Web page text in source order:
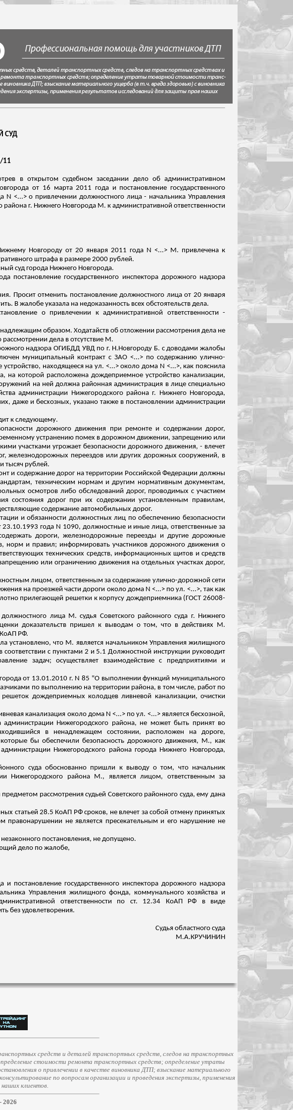
СУД
11
в открытом судебном заседании дело об административном
от 16 марта 2011 года и постановление государственного
<...> о привлечении должностного лица - начальника Управления
г. Нижнего Новгорода М. к административной ответственности
Новгороду от 20 января 2011 года N <...> М. привлечена к
штрафа в размере 2000 рублей.
суд города Нижнего Новгорода.
постановление государственного инспектора дорожного надзора
Просит отменить постановление должностного лица от 20 января
В жалобе указала на недоказанность всех обстоятельств дела.
о привлечении к административной ответственности -
образом. Ходатайств об отложении рассмотрения дела не
дела в отсутствие М.
надзора ОГИБДД УВД по г. Н.Новгороду Б. с доводами жалобы
муниципальный контракт с ЗАО <...> по содержанию улично-
устройство, находящееся на ул. <...> около дома N <...>, как пояснила
на которой расположенадождеприемное устройство канализации,
на ней должна районная администрация в лице специально
администрации Нижегородского района г. Нижнего Новгорода,
даже и бесхозных, указано также в постановлении администрации
к следующему.
дорожного движения при ремонте и содержании дорог,
устранению помех в дорожном движении, запрещению или
участками угрожает безопасности дорожного движения, - влечет
железнодорожных переездов или других дорожных сооружений, в
тысяч рублей.
и содержание дорог на территории Российской Федерации должны
техническим нормам и другим нормативным документам,
осмотров либо обследований дорог, проводимых с участием
состояния дорог при их содержании установленным правилам,
содержание автомобильных дорог.
и обязанности должностных лиц по обеспечению безопасности
года N 1090, должностные и иные лица, ответственные за
дороги, железнодорожные переезды и другие дорожные
норм и правил; информировать участников дорожного движения о
технических средств, информационных щитов и средств
или ограничению движения на отдельных участках дорог,
лицом, ответственным за содержание улично-дорожной сети
на проезжей части дороги около дома N <...> по ул. <...>, так как
прилегающей решетки к корпусу дождеприемника (ГОСТ 26008-
лица М. судья Советского районного суда г. Нижнего
доказательств пришел к выводам о том, что в действиях М.
КоАП РФ.
установлено, что М. является начальником Управления жилищного
с пунктами 2 и 5.1 Должностной инструкции руководит
задач; осуществляет взаимодействие с предприятиями и
от 13.01.2010 г. N 85 "О выполнении функций муниципального
по выполнению на территории района, в том числе, работ по
дождеприемных колодцев ливневой канализации, очистки
канализация около дома N <...> по ул. <...> является бесхозной,
Нижегородского района, не может быть принят во
в ненадлежащем состоянии, расположен на дороге,
бы обеспечили безопасность дорожного движения, М., как
Нижегородского района города Нижнего Новгорода,
суда обоснованно пришли к выводу о том, что начальник
Нижегородского района М., является лицом, ответственным за
рассмотрения судьей Советского районного суда, ему дана
статьей 28.5 КоАП РФ сроков, не влечет за собой отмену принятых
правонарушении не является пресекательным и его нарушение не
постановления, не допущено.
дело по жалобе,
постановление государственного инспектора дорожного надзора
Управления жилищного фонда, коммунального хозяйства и
ответственности по ст. 12.34 КоАП РФ в виде
без удовлетворения.
Судья областного суда
М.А.КРУЧИНИН
средств и деталей транспортных средств, следов на транспортных
стоимости ремонта транспортных средств; определение утраты
о привлечении в качестве виновника ДТП; взыскание материального
по вопросам организации и проведения экспертизы, применения
клиентов.
2026